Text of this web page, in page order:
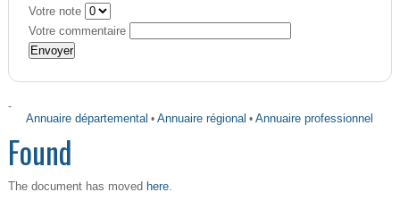
Votre note
Votre commentaire
-
Annuaire départemental •Annuaire régional •Annuaire professionnel
Found
The document has moved here.